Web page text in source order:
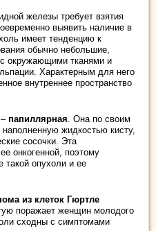
железы требует взятия
выявить наличие в
имеет тенденцию к
обычно небольшие,
окружающими тканями и
Характерным для него
внутреннее пространство
папиллярная. Она по своим
жидкостью кисту,
сосочки. Эта
онкогенной, поэтому
такой опухоли и ее
из клеток Гюртле
поражает женщин молодого
сходны с симптомами